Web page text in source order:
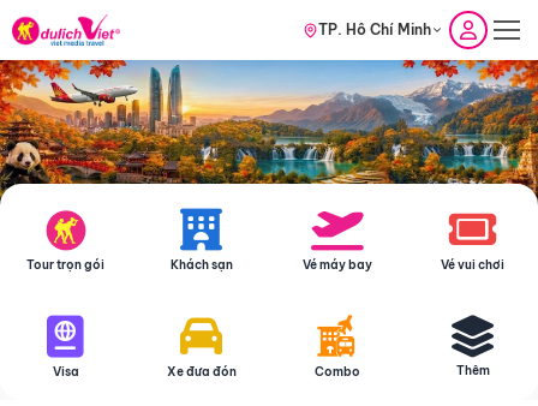
TP. Hồ Chí Minh
Tour trọn gói Khách sạn Vé máy bay Vé vui chơi
Visa Xe đưa đón Combo Thêm